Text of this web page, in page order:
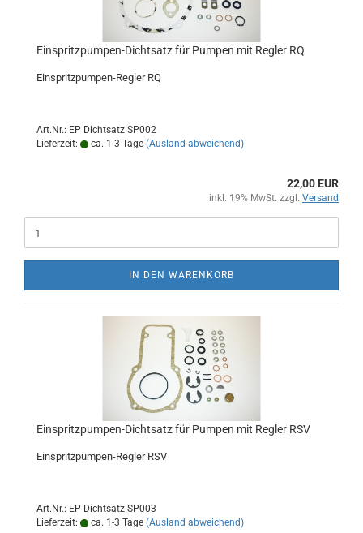
Einspritzpumpen-Dichtsatz für Pumpen mit Regler RQ
Einspritzpumpen-Regler RQ
Art.Nr.: EP Dichtsatz SP002
Lieferzeit:
ca. 1-3 Tage (Ausland abweichend)
22,00 EUR
inkl. 19% MwSt. zzgl. Versand
IN DEN WARENKORB
Einspritzpumpen-Dichtsatz für Pumpen mit Regler RSV
Einspritzpumpen-Regler RSV
Art.Nr.: EP Dichtsatz SP003
Lieferzeit:
ca. 1-3 Tage (Ausland abweichend)